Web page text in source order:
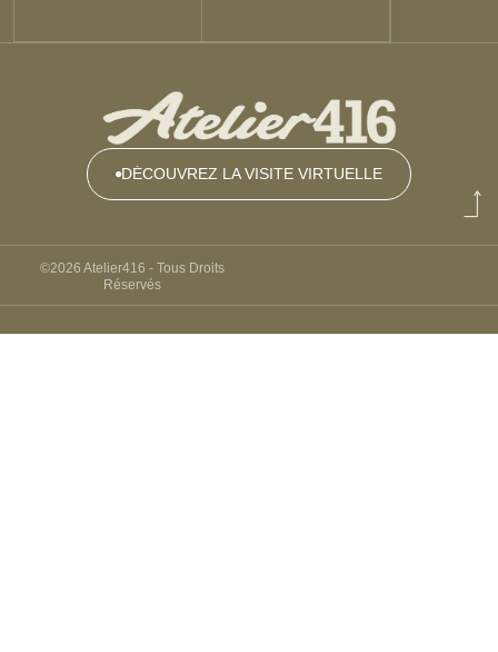
DÉCOUVREZ LA VISITE VIRTUELLE
LA VISITE
©2026 Atelier416 - Tous Droits
Réservés